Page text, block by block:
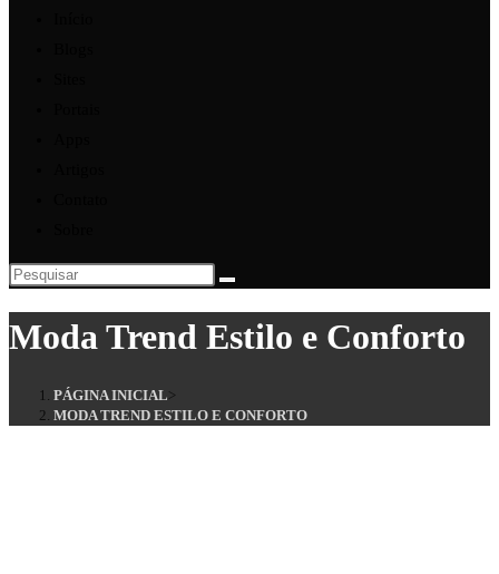
Moda Trend Estilo e Conforto
PÁGINA INICIAL >
MODA TREND ESTILO E CONFORTO